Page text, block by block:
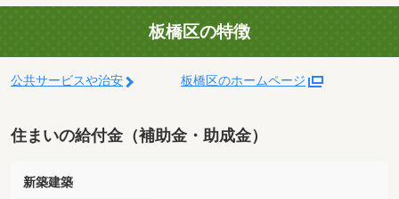
板橋区の特徴
公共サービスや治安 板橋区のホームページ
住まいの給付金（補助金・助成金）
新築建築